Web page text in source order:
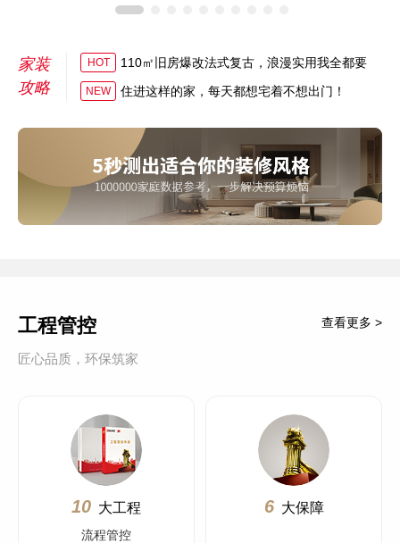
家装
攻略
HOT 110㎡旧房爆改法式复古，浪漫实用我全都要
NEW 住进这样的家，每天都想宅着不想出门！
工程管控
匠心品质，环保筑家
查看更多 >
10 大工程
流程管控
6 大保障